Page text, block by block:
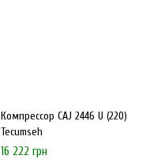
Компрессор CAJ 2446 U (220)
Tecumseh
16 222 грн